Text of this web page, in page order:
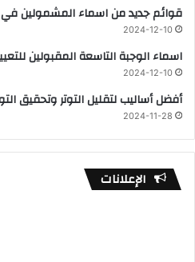
قوائم جديد من اسماء المشمولين في
2024-12-10
اسماء الوجبة التاسعة المقبولين للتعيين
2024-12-10
أفضل أساليب لتقليل التوتر وتحقيق
2024-11-28
الإعلانات